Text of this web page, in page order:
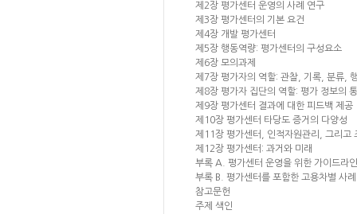
제2장 평가센터 운영의 사례 연구
제3장 평가센터의 기본 요건
제4장 개발 평가센터
제5장 행동역량: 평가센터의 구성요소
제6장 모의과제
제7장 평가자의 역할: 관찰, 기록, 분류,
제8장 평가자 집단의 역할: 평가 정보의
제9장 평가센터 결과에 대한 피드백 제공
제10장 평가센터 타당도 증거의 다양성
제11장 평가센터, 인적자원관리, 그리고
제12장 평가센터: 과거와 미래
부록 A. 평가센터 운영을 위한 가이드라
부록 B. 평가센터를 포함한 고용차별 사
참고문헌
주제 색인